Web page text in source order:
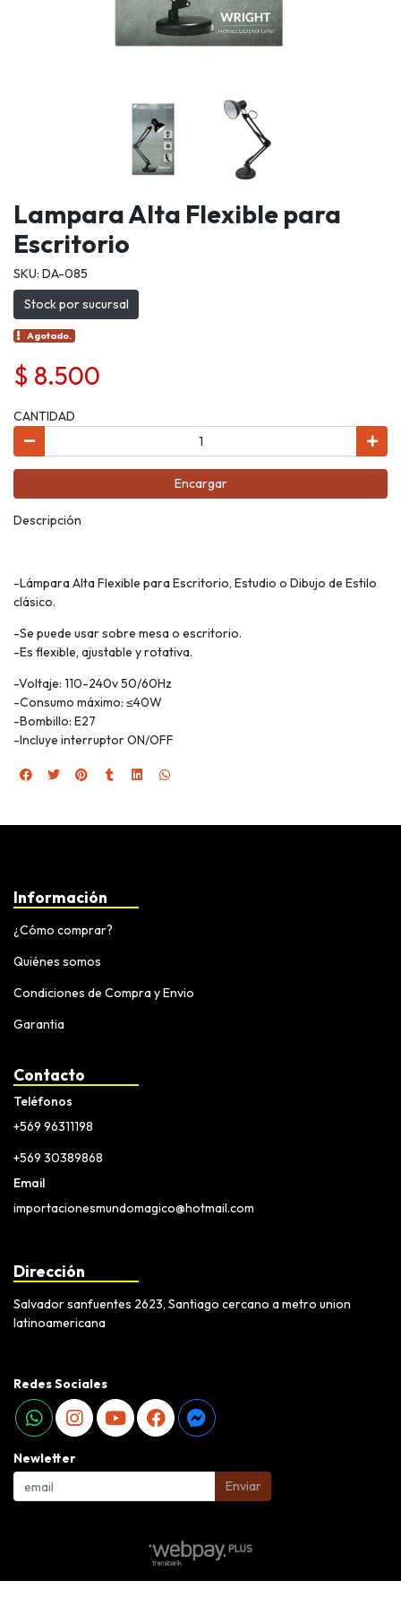
Lampara Alta Flexible para
Escritorio
SKU: DA-085
Stock por sucursal
Agotado.
$ 8.500
CANTIDAD
Encargar
Descripción
-Lámpara Alta Flexible para Escritorio, Estudio o Dibujo de Estilo
clásico.
-Se puede usar sobre mesa o escritorio.
-Es flexible, ajustable y rotativa.
-Voltaje: 110-240v 50/60Hz
-Consumo máximo: ≤40W
-Bombillo: E27
-Incluye interruptor ON/OFF
Información
¿Cómo comprar?
Quiénes somos
Condiciones de Compra y Envio
Garantia
Contacto
Teléfonos
+569 96311198
+569 30389868
Email
importacionesmundomagico@hotmail.com
Dirección
Salvador sanfuentes 2623, Santiago cercano a metro union
latinoamericana
Redes Sociales
Newletter
Enviar